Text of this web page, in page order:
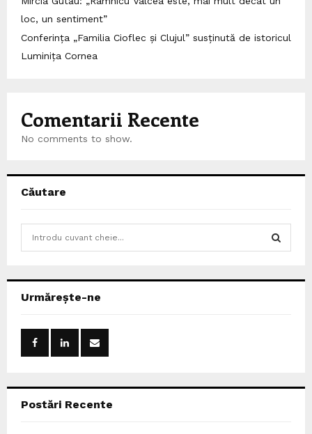
loc, un sentiment”
Conferința „Familia Cioflec și Clujul” susținută de istoricul
Luminița Cornea
Comentarii Recente
No comments to show.
Căutare
h
Urmărește-ne
Postări Recente